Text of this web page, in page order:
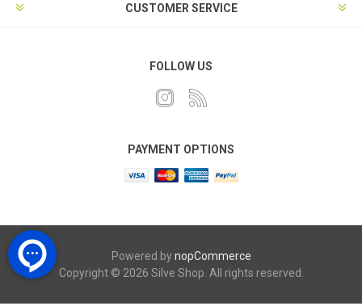
CUSTOMER SERVICE
FOLLOW US
PAYMENT OPTIONS
Powered bynopCommerce
Copyright © 2026 Silve Shop. All rights reserved.